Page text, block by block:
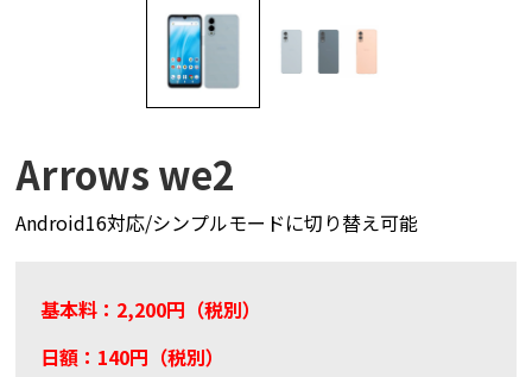
Arrows we2
Android16対応/シンプルモードに切り替え可能
基本料：2,200円（税別）
日額：140円（税別）